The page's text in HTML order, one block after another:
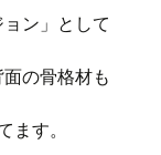
ン」として
の骨格材も
ます。